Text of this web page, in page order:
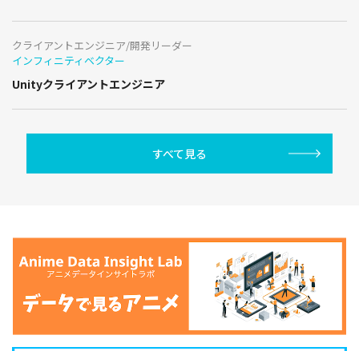
クライアントエンジニア/開発リーダー
インフィニティベクター
Unityクライアントエンジニア
すべて見る